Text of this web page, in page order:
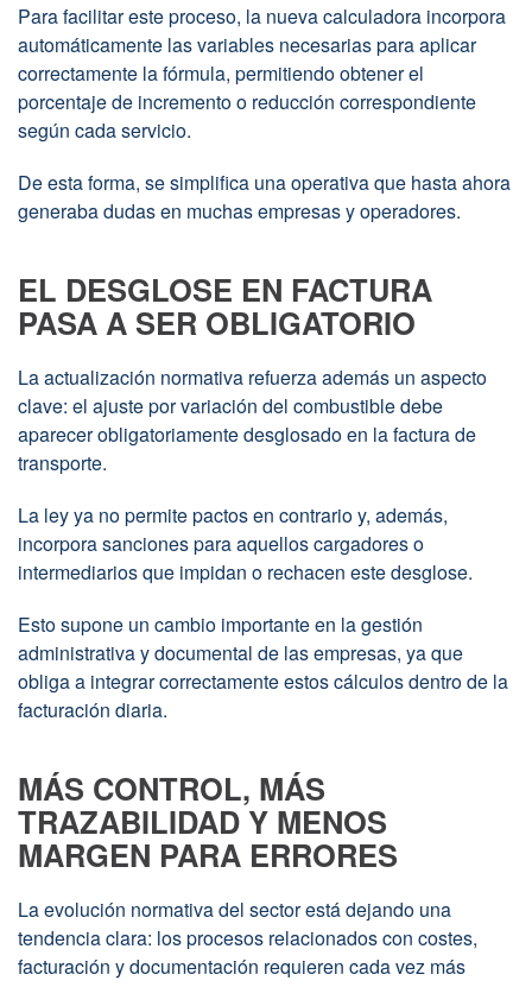
Para facilitar este proceso, la nueva calculadora incorpora
automáticamente las variables necesarias para aplicar
correctamente la fórmula, permitiendo obtener el
porcentaje de incremento o reducción correspondiente
según cada servicio.
De esta forma, se simplifica una operativa que hasta ahora
generaba dudas en muchas empresas y operadores.
EL DESGLOSE EN FACTURA
PASA A SER OBLIGATORIO
La actualización normativa refuerza además un aspecto
clave: el ajuste por variación del combustible debe
aparecer obligatoriamente desglosado en la factura de
transporte.
La ley ya no permite pactos en contrario y, además,
incorpora sanciones para aquellos cargadores o
intermediarios que impidan o rechacen este desglose.
Esto supone un cambio importante en la gestión
administrativa y documental de las empresas, ya que
obliga a integrar correctamente estos cálculos dentro de la
facturación diaria.
MÁS CONTROL, MÁS
TRAZABILIDAD Y MENOS
MARGEN PARA ERRORES
La evolución normativa del sector está dejando una
tendencia clara: los procesos relacionados con costes,
facturación y documentación requieren cada vez más